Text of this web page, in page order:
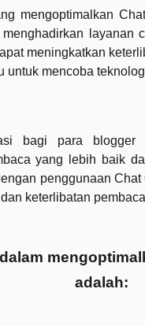
mengoptimalkan
layanan
meningkatkan
untuk mencoba
bagi para blogger
yang lebih baik
penggunaan
keterlibatan
adalah: